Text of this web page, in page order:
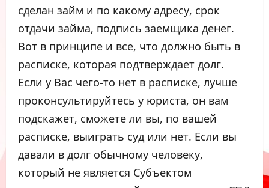
сделан займ и по какому адресу, срок
отдачи займа, подпись заемщика денег.
Вот в принципе и все, что должно быть в
расписке, которая подтверждает долг.
Если у Вас чего-то нет в расписке, лучше
проконсультируйтесь у юриста, он вам
подскажет, сможете ли вы, по вашей
расписке, выиграть суд или нет. Если вы
давали в долг обычному человеку,
который не является Субъектом